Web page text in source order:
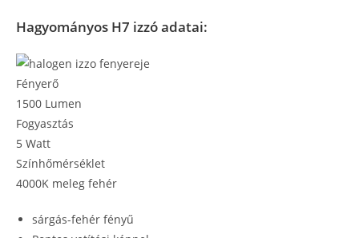
Hagyományos H7 izzó adatai:
Fényerő
1500 Lumen
Fogyasztás
5 Watt
Színhőmérséklet
4000K meleg fehér
sárgás-fehér fényű